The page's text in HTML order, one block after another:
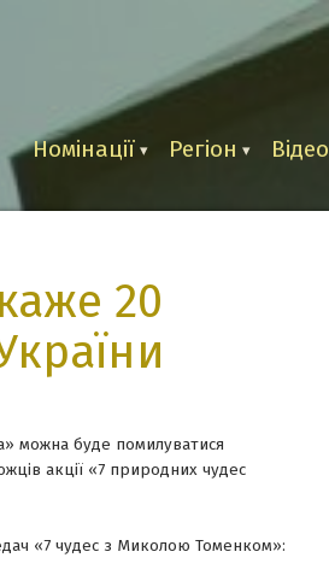
Номінації Регіон Відео
20
можна буде помилуватися
акції «7 природних чудес
«7 чудес з Миколою Томенком»: